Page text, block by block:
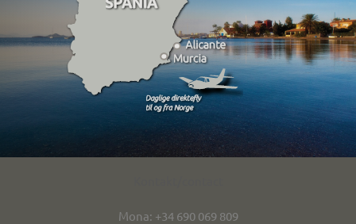
Mona: +34 690 069 809